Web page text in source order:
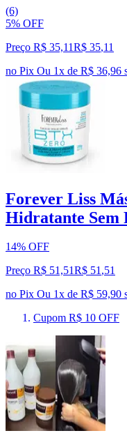
(6)
5% OFF
Preço R$ 35,11R$ 35,11
no Pix Ou 1x de R$ 36,96
Forever Liss
Hidratante Sem
14% OFF
Preço R$ 51,51R$ 51,51
no Pix Ou 1x de R$ 59,90
Cupom R$ 10 OFF